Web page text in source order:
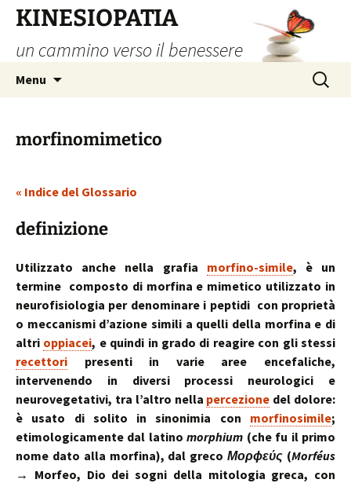
contenuto
KINESIOPATIA
un cammino verso il benessere
Menu
Ricerca
per:
morfinomimetico
« Indice del Glossario
definizione
Utilizzato anche nella grafia morfino-simile, è un
termine composto di morfina e mimetico utilizzato in
neurofisiologia per denominare i peptidi con proprietà
o meccanismi d’azione simili a quelli della morfina e di
altri oppiacei, e quindi in grado di reagire con gli stessi
recettori presenti in varie aree encefaliche,
intervenendo in diversi processi neurologici e
neurovegetativi, tra l’altro nella percezione del dolore:
è usato di solito in sinonimia con morfinosimile;
etimologicamente dal latinomorphium (che fu il primo
nome dato alla morfina), dal grecoΜορϕεύς (Morféus
→ Morfeo, Dio dei sogni della mitologia greca, con